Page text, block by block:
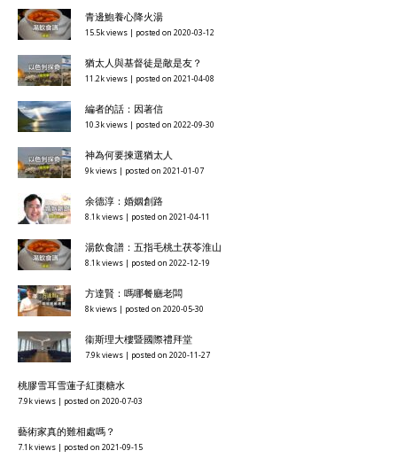
青邊鮑養心降火湯
15.5k views | posted on 2020-03-12
猶太人與基督徒是敵是友？
11.2k views | posted on 2021-04-08
編者的話：因著信
10.3k views | posted on 2022-09-30
神為何要揀選猶太人
9k views | posted on 2021-01-07
余德淳：婚姻創路
8.1k views | posted on 2021-04-11
湯飲食譜：五指毛桃土茯苓淮山
8.1k views | posted on 2022-12-19
方達賢：嗎哪餐廳老闆
8k views | posted on 2020-05-30
衞斯理大樓暨國際禮拜堂
7.9k views | posted on 2020-11-27
桃膠雪耳雪蓮子紅棗糖水
7.9k views | posted on 2020-07-03
藝術家真的難相處嗎？
7.1k views | posted on 2021-09-15